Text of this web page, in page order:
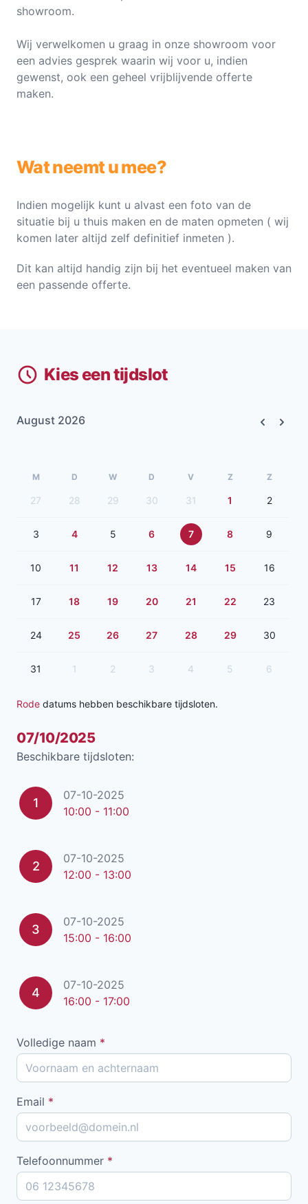
showroom.
Wij verwelkomen u graag in onze showroom voor
een advies gesprek waarin wij voor u, indien
gewenst, ook een geheel vrijblijvende offerte
maken.
Wat neemt u mee?
Indien mogelijk kunt u alvast een foto van de
situatie bij u thuis maken en de maten opmeten ( wij
komen later altijd zelf definitief inmeten ).
Dit kan altijd handig zijn bij het eventueel maken van
een passende offerte.
Kies een tijdslot
August 2026
M D W D V Z Z
27 28 29 30 31 1 2
3 4 5 6 7 8 9
10 11 12 13 14 15 16
17 18 19 20 21 22 23
24 25 26 27 28 29 30
31 1 2 3 4 5 6
Rode datums hebben beschikbare tijdsloten.
07/10/2025
Beschikbare tijdsloten:
1
07-10-2025
10:00 - 11:00
2
07-10-2025
12:00 - 13:00
3
07-10-2025
15:00 - 16:00
4
07-10-2025
16:00 - 17:00
Volledige naam *
Email *
Telefoonnummer *